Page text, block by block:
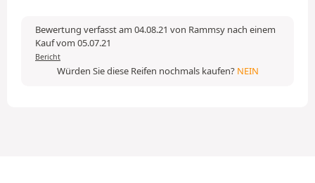
Bewertung verfasst am 04.08.21 von Rammsy nach einem
Kauf vom 05.07.21
Bericht
Würden Sie diese Reifen nochmals kaufen? NEIN